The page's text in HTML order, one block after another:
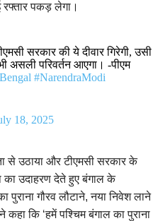
रफ्तार पकड़ लेगा।
सरकार की ये दीवार गिरेगी, उसी
असली परिवर्तन आएगा। -पीएम
#NarendraModi
18, 2025
से उठाया और टीएमसी सरकार के
उदाहरण देते हुए बंगाल के
गौरव लौटाने, नया निवेश लाने
कि ‘हमें पश्चिम बंगाल का पुराना